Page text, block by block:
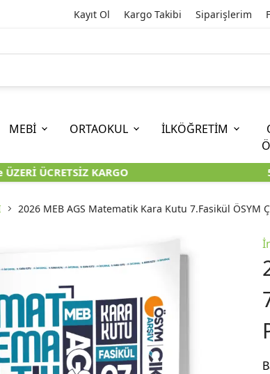
Kayıt Ol Kargo Takibi Siparişlerim
KİTAPLARI
11. SINIF
KARA KUTU KİTAPLARI
KİTAPLARI
EĞİTİM BİLİMLERİ
KARA KUTU KİTAPLARI
MEBİ ORTAOKUL
7. SINIF (İOKBS)
KARA KUTU KİTAPLARI
6.
KARA
İLKÖĞRETİM
ÜCRETSİZ KARGO
2026 MEB AGS Matematik Kara Kutu 7.Fasikül ÖSYM